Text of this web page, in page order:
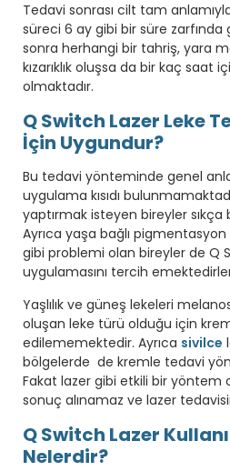
Tedavi sonrası cilt tam
süreci 6 ay gibi bir süre
sonra herhangi bir tahriş, yara
kızarıklık oluşsa da bir kaç saat
olmaktadır.
Q Switch Lazer Leke
İçin Uygundur?
Bu tedavi yönteminde genel
uygulama kısıdı
yaptırmak isteyen bireyler
Ayrıca yaşa bağlı
gibi problemi olan bireyler de Q
uygulamasını tercih
Yaşlılık ve güneş lekeleri
oluşan leke türü olduğu için
edilememektedir. Ayrıca sivilce
bölgelerde de kremle tedavi
Fakat lazer gibi etkili bir yöntem
sonuç alınamaz ve lazer
Q Switch Lazer
Nelerdir?